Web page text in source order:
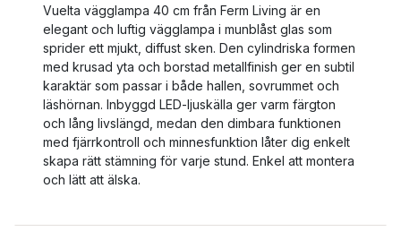
Vuelta vägglampa 40 cm från Ferm Living är en
elegant och luftig vägglampa i munblåst glas som
sprider ett mjukt, diffust sken. Den cylindriska formen
med krusad yta och borstad metallfinish ger en subtil
karaktär som passar i både hallen, sovrummet och
läshörnan. Inbyggd LED-ljuskälla ger varm färgton
och lång livslängd, medan den dimbara funktionen
med fjärrkontroll och minnesfunktion låter dig enkelt
skapa rätt stämning för varje stund. Enkel att montera
och lätt att älska.